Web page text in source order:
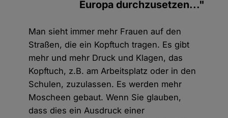
Europa durchzusetzen..."
Man sieht immer mehr Frauen auf den
Straßen, die ein Kopftuch tragen. Es gibt
mehr und mehr Druck und Klagen, das
Kopftuch, z.B. am Arbeitsplatz oder in den
Schulen, zuzulassen. Es werden mehr
Moscheen gebaut. Wenn Sie glauben,
dass dies ein Ausdruck einer